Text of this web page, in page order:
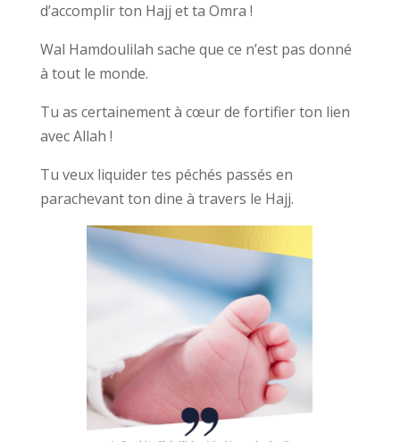
d’accomplir ton Hajj et ta Omra !
Wal Hamdoulilah sache que ce n’est pas donné
à tout le monde.
Tu as certainement à cœur de fortifier ton lien
avec Allah !
Tu veux liquider tes péchés passés en
parachevant ton dine à travers le Hajj.